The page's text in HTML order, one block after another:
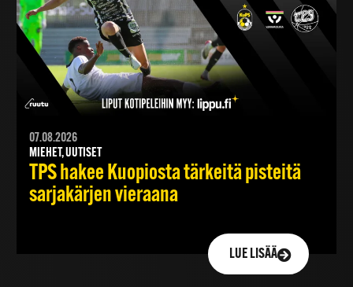
07.08.2026
MIEHET, UUTISET
TPS hakee Kuopiosta tärkeitä pisteitä
sarjakärjen vieraana
LUE LISÄÄ